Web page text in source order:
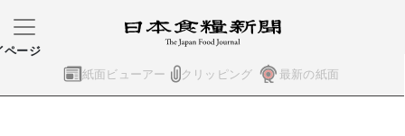
紙面ビューアー クリッピング 最新の紙面
ページ